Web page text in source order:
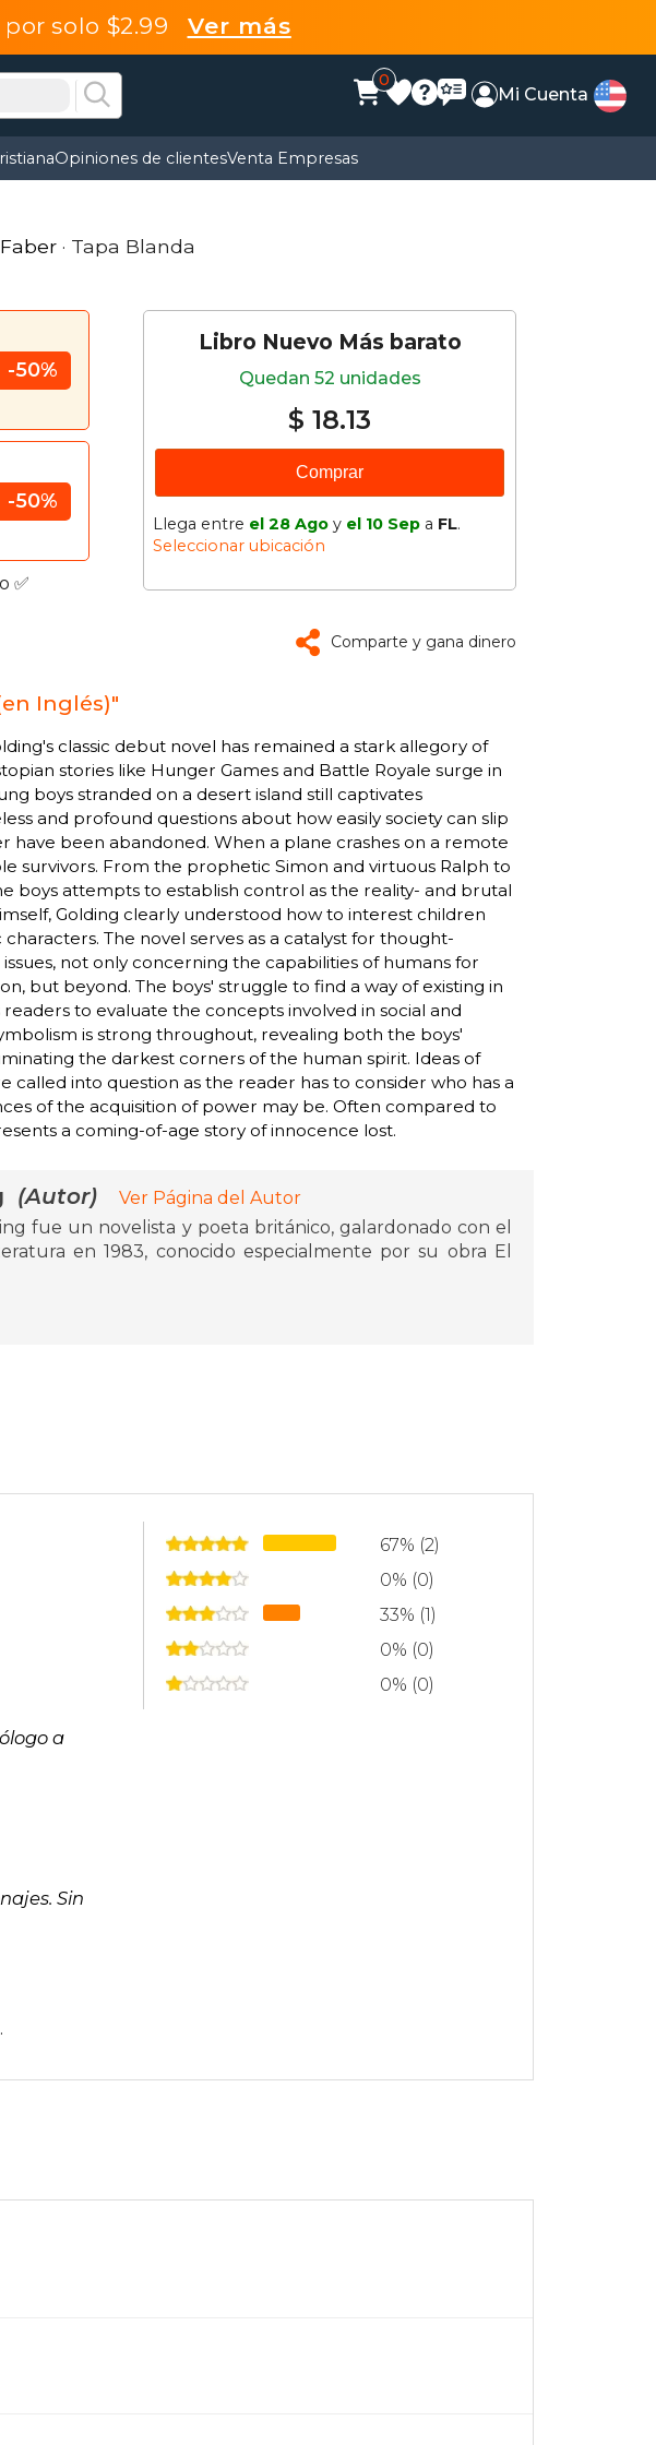
por solo $2.99 Ver más
0
Mi Cuenta
Opiniones de clientesVenta Empresas
· Tapa Blanda
-50%
-50%
✅
Libro Nuevo Más barato
Quedan 52 unidades
$ 18.13
Comprar
Llega entre el 28 Ago y el 10 Sep a FL.
Seleccionar ubicación
Comparte y gana dinero
Inglés)"
classic debut novel has remained a stark allegory of
stories like Hunger Games and Battle Royale surge in
boys stranded on a desert island still captivates
and profound questions about how easily society can slip
have been abandoned. When a plane crashes on a remote
survivors. From the prophetic Simon and virtuous Ralph to
boys attempts to establish control as the reality- and brutal
Golding clearly understood how to interest children
The novel serves as a catalyst for thought-
not only concerning the capabilities of humans for
but beyond. The boys' struggle to find a way of existing in
to evaluate the concepts involved in social and
is strong throughout, revealing both the boys'
the darkest corners of the human spirit. Ideas of
called into question as the reader has to consider who has a
of the acquisition of power may be. Often compared to
a coming-of-age story of innocence lost.
(Autor)
Ver Página del Autor
fue un novelista y poeta británico, galardonado con el
en 1983, conocido especialmente por su obra El
a
Sin
.
67% (2)
0% (0)
33% (1)
0% (0)
0% (0)